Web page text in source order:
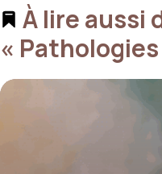
À lire aussi
«